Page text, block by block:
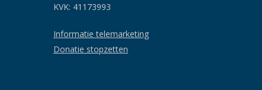
KVK: 41173993
Informatie telemarketing
Donatie stopzetten